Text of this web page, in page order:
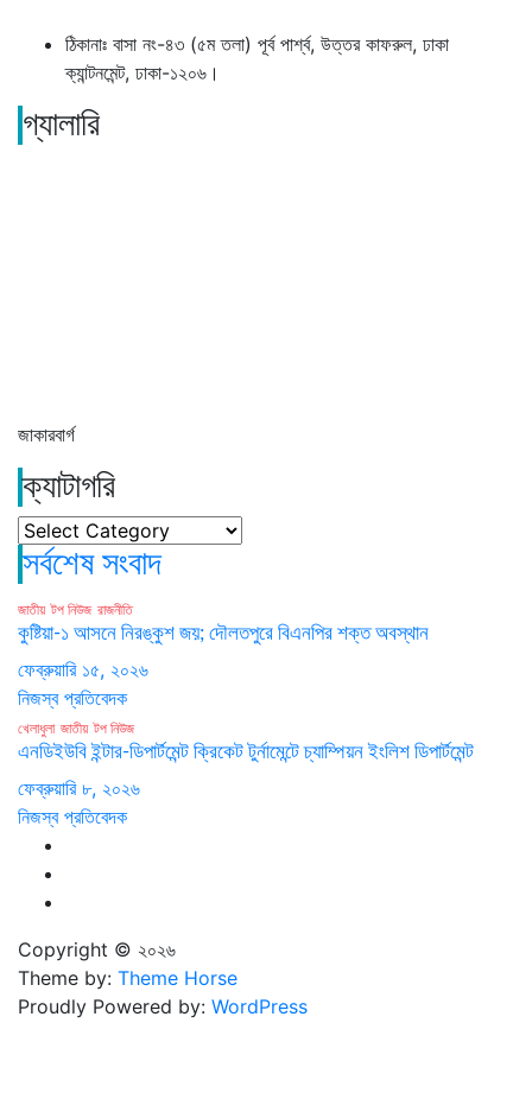
ঠিকানাঃ বাসা নং-৪৩ (৫ম তলা) পূর্ব পার্শ্ব, উত্তর কাফরুল, ঢাকা
ক্যান্টনমেন্ট, ঢাকা-১২০৬।
গ্যালারি
জাকারবার্গ
ক্যাটাগরি
ক্যাটাগরি
সর্বশেষ সংবাদ
জাতীয় টপ নিউজ রাজনীতি
কুষ্টিয়া-১ আসনে নিরঙ্কুশ জয়; দৌলতপুরে বিএনপির শক্ত অবস্থান
ফেব্রুয়ারি ১৫, ২০২৬
নিজস্ব প্রতিবেদক
খেলাধুলা জাতীয় টপ নিউজ
এনডিইউবি ইন্টার-ডিপার্টমেন্ট ক্রিকেট টুর্নামেন্টে চ্যাম্পিয়ন ইংলিশ ডিপার্টমেন্ট
ফেব্রুয়ারি ৮, ২০২৬
নিজস্ব প্রতিবেদক
Copyright © ২০২৬
Theme by: Theme Horse
Proudly Powered by: WordPress